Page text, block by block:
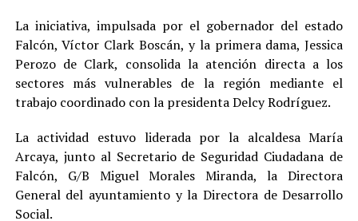
La iniciativa, impulsada por el gobernador del estado
Falcón, Víctor Clark Boscán, y la primera dama, Jessica
Perozo de Clark, consolida la atención directa a los
sectores más vulnerables de la región mediante el
trabajo coordinado con la presidenta Delcy Rodríguez.
La actividad estuvo liderada por la alcaldesa María
Arcaya, junto al Secretario de Seguridad Ciudadana de
Falcón, G/B Miguel Morales Miranda, la Directora
General del ayuntamiento y la Directora de Desarrollo
Social.